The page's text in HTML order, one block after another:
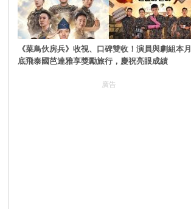
《菜鳥伙房兵》收視、口碑雙收！演員與劇組本月
底飛泰國芭達雅享獎勵旅行，慶祝亮眼成績
廣告